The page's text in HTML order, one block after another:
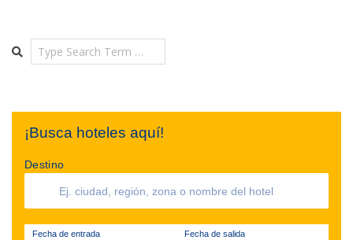
Search
¡Busca hoteles aquí!
Destino
Fecha de entrada Fecha de salida